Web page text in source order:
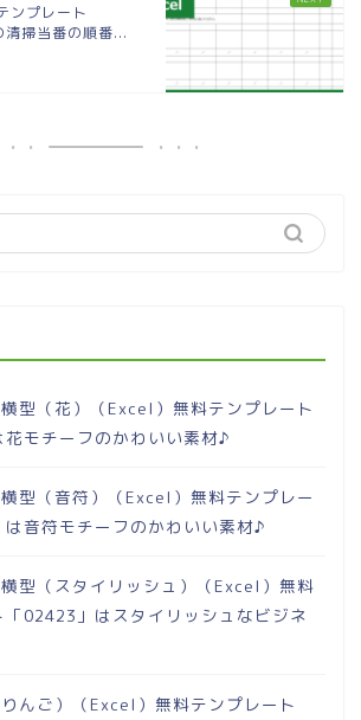
ンプレート
清掃当番の順番...
型（花）（Excel）無料テンプレート
花モチーフのかわいい素材♪
型（音符）（Excel）無料テンプレー
音符モチーフのかわいい素材♪
型（スタイリッシュ）（Excel）無料
「02423」はスタイリッシュなビジネ
んご）（Excel）無料テンプレート